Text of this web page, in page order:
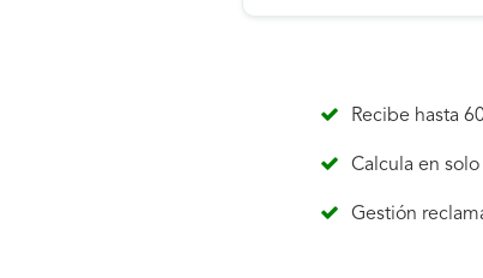
Recibe hasta
Calcula en
Gestión